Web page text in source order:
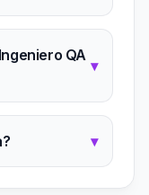
QA
▾
▾